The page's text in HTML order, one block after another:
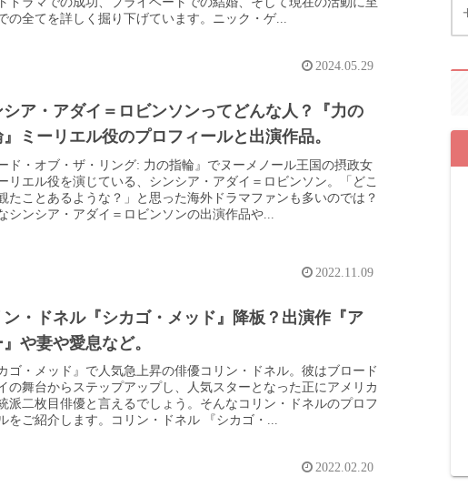
の全てを詳しく掘り下げています。ニック・ゲ...
2024.05.29
ア・アダイ＝ロビンソンってどんな人？『力の
ミーリエル役のプロフィールと出演作品。
ド・オブ・ザ・リング: 力の指輪』でヌーメノール王国の摂政女
リエル役を演じている、シンシア・アダイ＝ロビンソン。「どこ
たことあるような？」と思った海外ドラマファンも多いのでは？
シンシア・アダイ＝ロビンソンの出演作品や...
2022.11.09
・ドネル『シカゴ・メッド』降板？出演作『ア
や妻や愛息など。
ゴ・メッド』で人気急上昇の俳優コリン・ドネル。彼はブロード
の舞台からステップアップし、人気スターとなった正にアメリカ
派二枚目俳優と言えるでしょう。そんなコリン・ドネルのプロフ
をご紹介します。コリン・ドネル 『シカゴ・...
2022.02.20